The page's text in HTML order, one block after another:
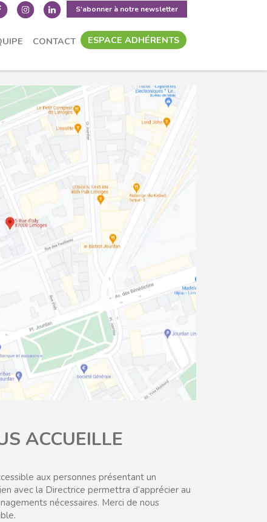
S'abonner à notre newsletter
CONTACT ESPACE ADHÉRENTS
ACCUEILLE
aux personnes présentant un
avec la Directrice permettra d’apprécier au
nécessaires. Merci de nous